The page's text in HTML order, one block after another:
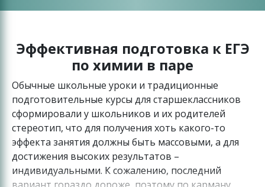
Эффективная подготовка к ЕГЭ
по химии в паре
Обычные школьные уроки и традиционные
подготовительные курсы для старшеклассников
сформировали у школьников и их родителей
стереотип, что для получения хоть какого-то
эффекта занятия должны быть массовыми, а для
достижения высоких результатов –
индивидуальными. К сожалению, последний